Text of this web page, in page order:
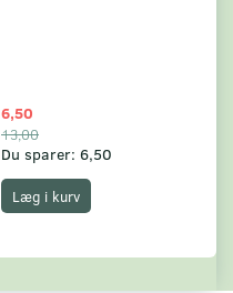
6,50
13,00
Du sparer: 6,50
Læg i kurv